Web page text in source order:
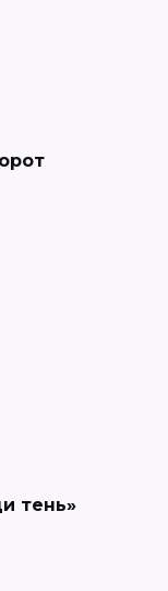
тень»